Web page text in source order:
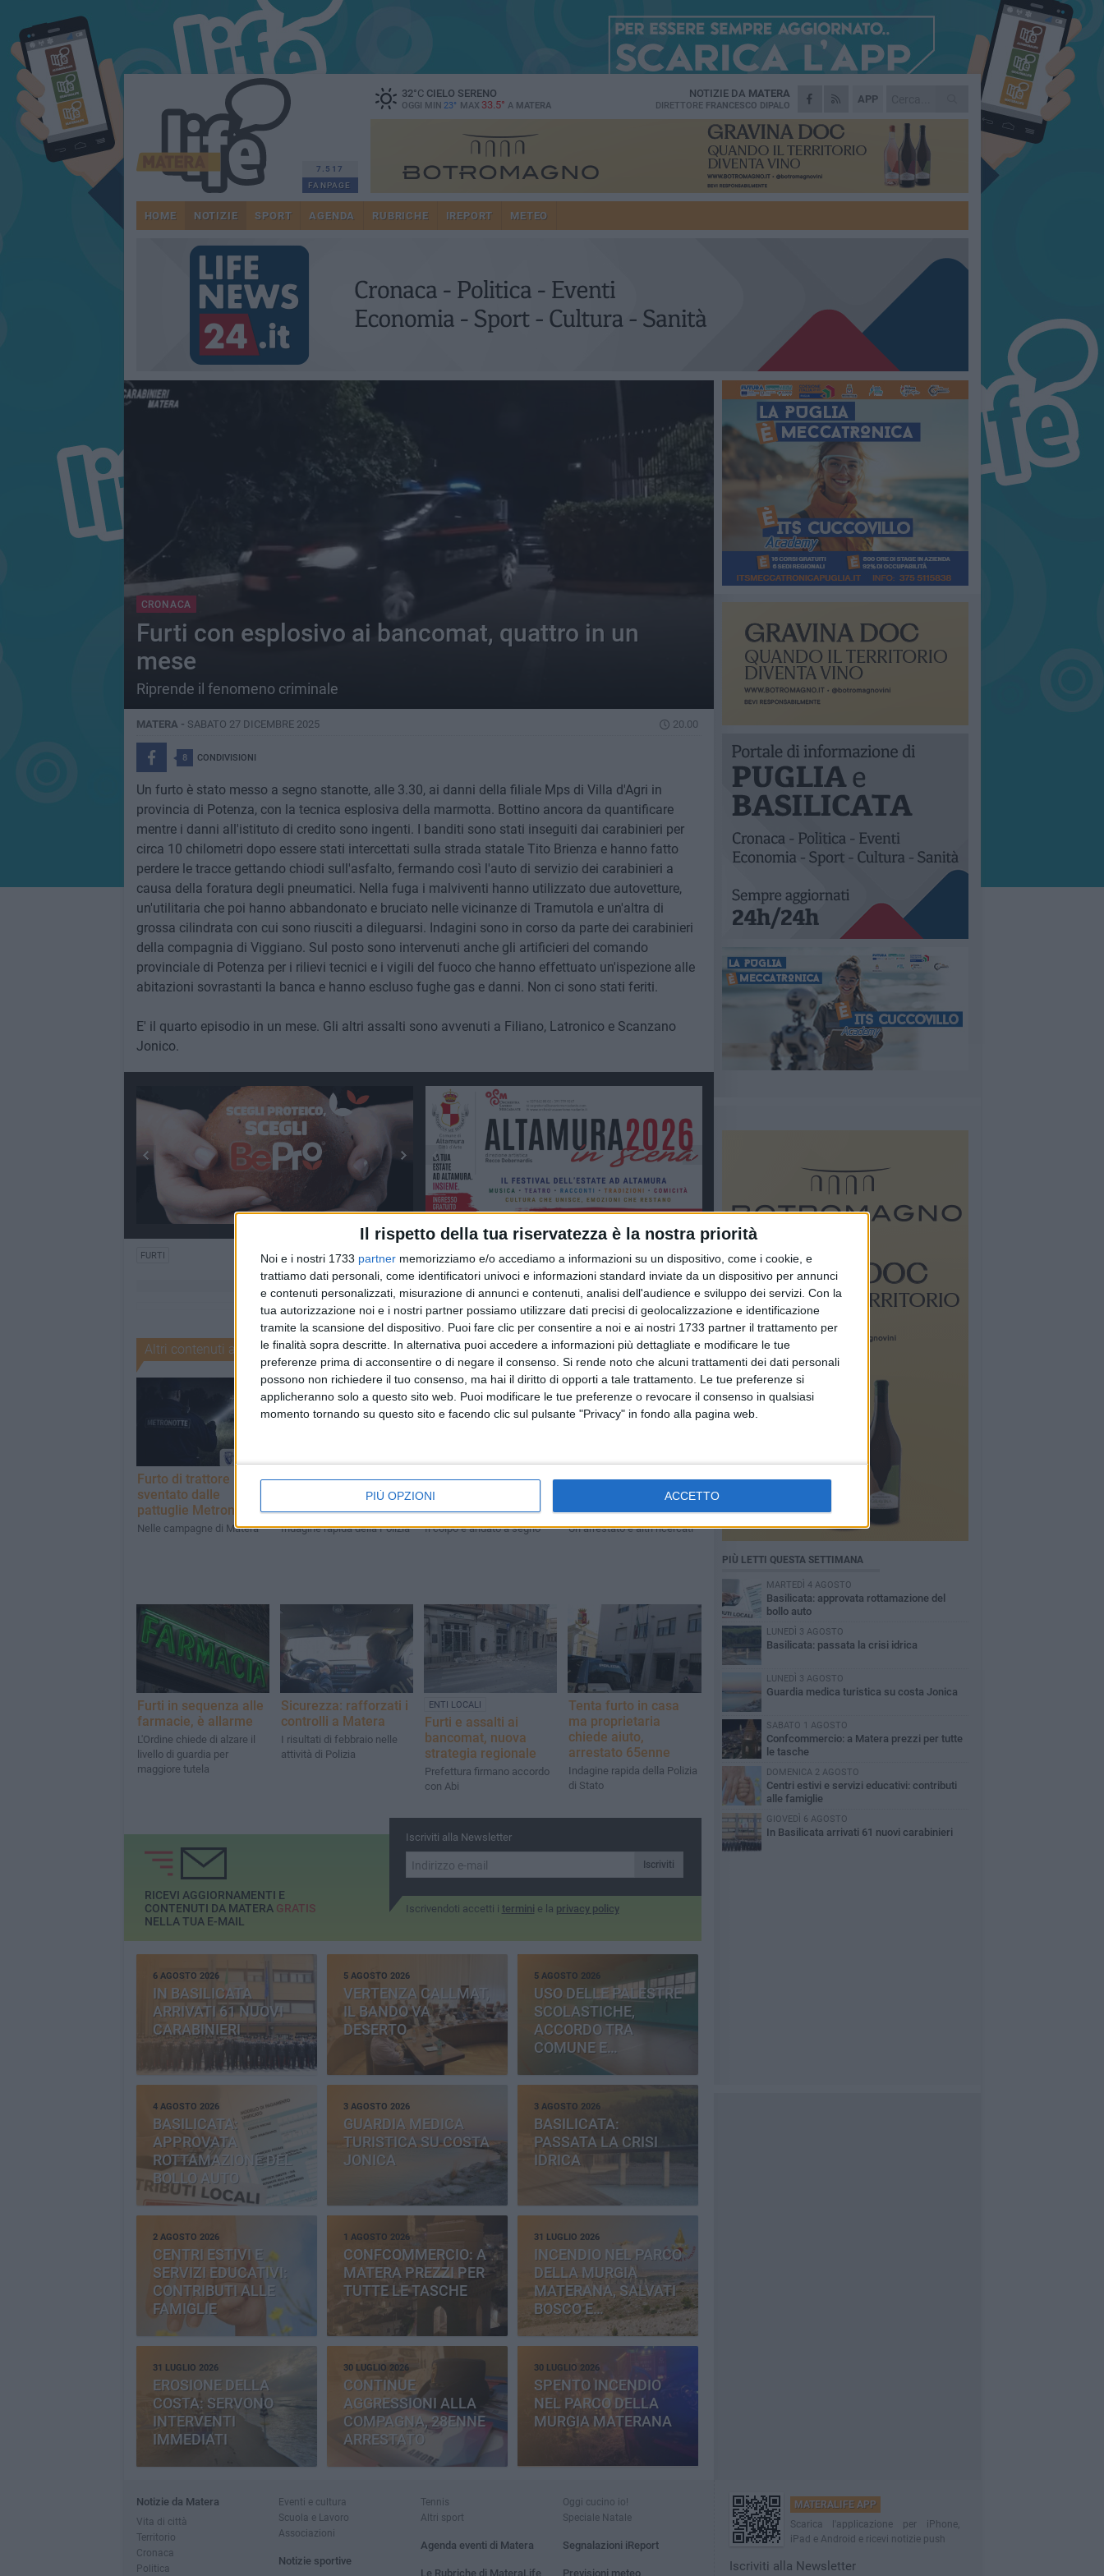
Il rispetto della tua riservatezza è la nostra priorità
Noi e i nostri 1733 partner memorizziamo e/o accediamo a informazioni su un dispositivo, come i cookie, e
trattiamo dati personali, come identificatori univoci e informazioni standard inviate da un dispositivo per annunci
e contenuti personalizzati, misurazione di annunci e contenuti, analisi dell'audience e sviluppo dei servizi. Con la
tua autorizzazione noi e i nostri partner possiamo utilizzare dati precisi di geolocalizzazione e identificazione
tramite la scansione del dispositivo. Puoi fare clic per consentire a noi e ai nostri 1733 partner il trattamento per
le finalità sopra descritte. In alternativa puoi accedere a informazioni più dettagliate e modificare le tue
preferenze prima di acconsentire o di negare il consenso. Si rende noto che alcuni trattamenti dei dati personali
possono non richiedere il tuo consenso, ma hai il diritto di opporti a tale trattamento. Le tue preferenze si
applicheranno solo a questo sito web. Puoi modificare le tue preferenze o revocare il consenso in qualsiasi
momento tornando su questo sito e facendo clic sul pulsante "Privacy" in fondo alla pagina web.
PIÙ OPZIONI ACCETTO
7.517
FANPAGE
32°CCIELO SERENO
OGGI MIN 23° MAX 33.5° A MATERA
APP
NOTIZIE DA MATERA
DIRETTORE FRANCESCO DIPALO
HOME NOTIZIE SPORT AGENDA RUBRICHE IREPORT METEO
CRONACA
Furti con esplosivo ai bancomat, quattro in un
mese
Riprende il fenomeno criminale
MATERA - SABATO 27 DICEMBRE 2025 20.00
8 CONDIVISIONI
Un furto è stato messo a segno stanotte, alle 3.30, ai danni della filiale Mps di Villa d'Agri in
provincia di Potenza, con la tecnica esplosiva della marmotta. Bottino ancora da quantificare
mentre i danni all'istituto di credito sono ingenti. I banditi sono stati inseguiti dai carabinieri per
circa 10 chilometri dopo essere stati intercettati sulla strada statale Tito Brienza e hanno fatto
perdere le tracce gettando chiodi sull'asfalto, fermando così l'auto di servizio dei carabinieri a
causa della foratura degli pneumatici. Nella fuga i malviventi hanno utilizzato due autovetture,
un'utilitaria che poi hanno abbandonato e bruciato nelle vicinanze di Tramutola e un'altra di
grossa cilindrata con cui sono riusciti a dileguarsi. Indagini sono in corso da parte dei carabinieri
della compagnia di Viggiano. Sul posto sono intervenuti anche gli artificieri del comando
provinciale di Potenza per i rilievi tecnici e i vigili del fuoco che hanno effettuato un'ispezione alle
abitazioni sovrastanti la banca e hanno escluso fughe gas e danni. Non ci sono stati feriti.
E' il quarto episodio in un mese. Gli altri assalti sono avvenuti a Filiano, Latronico e Scanzano
Jonico.
FURTI
Altri contenuti a tema
Furto di trattore
sventato dalle
pattuglie Metronotte
Nelle campagne di Matera
Scippa una turista
straniera, arrestato
un 31enne
Indagine rapida della Polizia
Esplosione bancomat
a Bernalda, banditi
inseguiti
Il colpo è andato a segno
Furti in appartamenti
e garage, scoperta
una banda
Un arrestato e altri ricercati
Furti in sequenza alle
farmacie, è allarme
L'Ordine chiede di alzare il
livello di guardia per
maggiore tutela
Sicurezza: rafforzati i
controlli a Matera
I risultati di febbraio nelle
attività di Polizia
ENTI LOCALI
Furti e assalti ai
bancomat, nuova
strategia regionale
Prefettura firmano accordo
con Abi
Tenta furto in casa
ma proprietaria
chiede aiuto,
arrestato 65enne
Indagine rapida della Polizia
di Stato
Iscriviti alla Newsletter
Iscriviti
Iscrivendoti accetti i termini e la privacy policy
RICEVI AGGIORNAMENTI E
CONTENUTI DA MATERA GRATIS
NELLA TUA E-MAIL
6 AGOSTO 2026
IN BASILICATA
ARRIVATI 61 NUOVI
CARABINIERI
5 AGOSTO 2026
VERTENZA CALLMAT,
IL BANDO VA
DESERTO
5 AGOSTO 2026
USO DELLE PALESTRE
SCOLASTICHE,
ACCORDO TRA
COMUNE E
PROVINCIA
4 AGOSTO 2026
BASILICATA:
APPROVATA
ROTTAMAZIONE DEL
BOLLO AUTO
3 AGOSTO 2026
GUARDIA MEDICA
TURISTICA SU COSTA
JONICA
3 AGOSTO 2026
BASILICATA:
PASSATA LA CRISI
IDRICA
2 AGOSTO 2026
CENTRI ESTIVI E
SERVIZI EDUCATIVI:
CONTRIBUTI ALLE
FAMIGLIE
1 AGOSTO 2026
CONFCOMMERCIO: A
MATERA PREZZI PER
TUTTE LE TASCHE
31 LUGLIO 2026
INCENDIO NEL PARCO
DELLA MURGIA
MATERANA, SALVATI
BOSCO E
CEMENTERIA
31 LUGLIO 2026
EROSIONE DELLA
COSTA: SERVONO
INTERVENTI
IMMEDIATI
30 LUGLIO 2026
CONTINUE
AGGRESSIONI ALLA
COMPAGNA, 28ENNE
ARRESTATO
30 LUGLIO 2026
SPENTO INCENDIO
NEL PARCO DELLA
MURGIA MATERANA
PIÙ LETTI QUESTA SETTIMANA
MARTEDÌ 4 AGOSTO
Basilicata: approvata rottamazione del
bollo auto
LUNEDÌ 3 AGOSTO
Basilicata: passata la crisi idrica
LUNEDÌ 3 AGOSTO
Guardia medica turistica su costa Jonica
SABATO 1 AGOSTO
Confcommercio: a Matera prezzi per tutte
le tasche
DOMENICA 2 AGOSTO
Centri estivi e servizi educativi: contributi
alle famiglie
GIOVEDÌ 6 AGOSTO
In Basilicata arrivati 61 nuovi carabinieri
Notizie da Matera
Vita di città
Territorio
Cronaca
Politica
Eventi e cultura
Scuola e Lavoro
Associazioni
Notizie sportive
Tennis
Altri sport
Agenda eventi di Matera
Le Rubriche di MateraLife
Oggi cucino io!
Speciale Natale
Segnalazioni iReport
Previsioni meteo
MATERALIFE APP
Scarica l'applicazione per iPhone,
iPad e Android e ricevi notizie push
Iscriviti alla Newsletter